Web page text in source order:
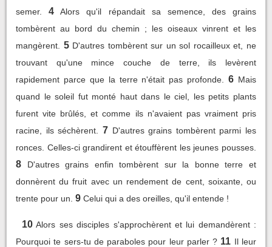
semer.
4
Alors qu'il répandait sa semence, des grains
tombèrent au bord du chemin ; les oiseaux vinrent et les
mangèrent.
5 D'autres tombèrent sur un sol rocailleux et, ne
trouvant qu'une mince couche de terre, ils levèrent
rapidement parce que la terre n'était pas profonde.
6 Mais
quand le soleil fut monté haut dans le ciel, les petits plants
furent vite brûlés, et comme ils n'avaient pas vraiment pris
racine, ils séchèrent.
7 D'autres grains tombèrent parmi les
ronces. Celles-ci grandirent et étouffèrent les jeunes pousses.
8
D'autres grains enfin tombèrent sur la bonne terre et
donnèrent du fruit avec un rendement de cent, soixante, ou
trente pour un. 9 Celui qui a des oreilles, qu'il entende !
10 Alors ses disciples s'approchèrent et lui demandèrent :
Pourquoi te sers-tu de paraboles pour leur parler ? 11 Il leur